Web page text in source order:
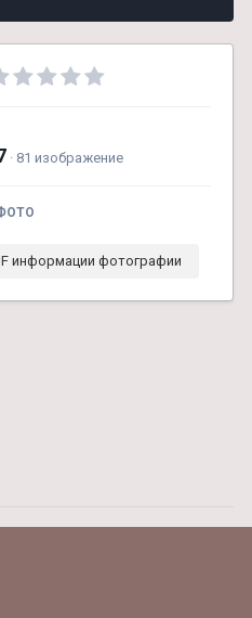
· 81 изображение
информации фотографии